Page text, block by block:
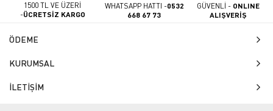
1500 TL VE ÜZERİ
-ÜCRETSİZ KARGO
WHATSAPP HATTI -0532
668 67 73
GÜVENLİ - ONLINE
ALIŞVERİŞ
ÖDEME
KURUMSAL
İLETİŞİM